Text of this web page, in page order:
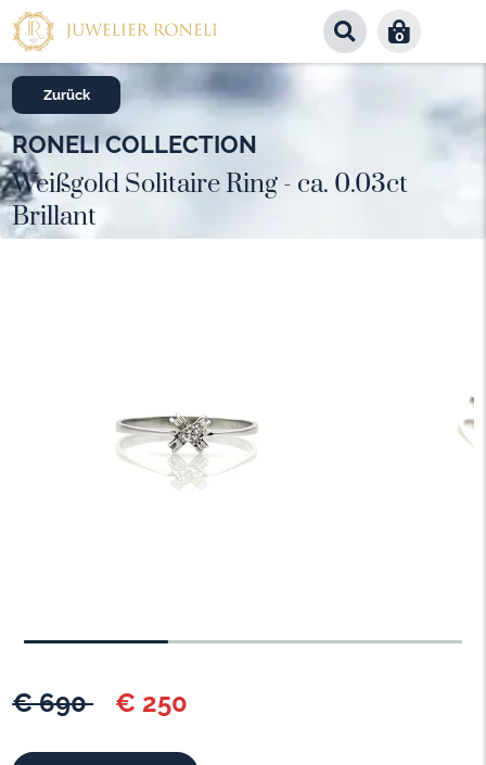
0
Zurück
€ 690 € 250
RONELI COLLECTION
Weißgold Solitaire Ring - ca. 0.03ct
Brillant